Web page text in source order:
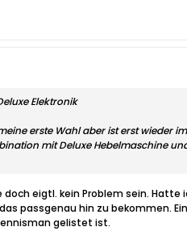
Elektronik
erste Wahl aber ist erst wieder
mit Deluxe Hebelmaschine
doch eigtl. kein Problem sein.
passgenau hin zu bekommen.
gelistet ist.